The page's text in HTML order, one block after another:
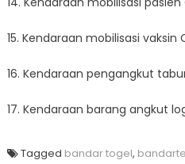
15. Kendaraan mobilisasi vaksin
16. Kendaraan pengangkut
17. Kendaraan barang angkut
Tagged bandar togel,